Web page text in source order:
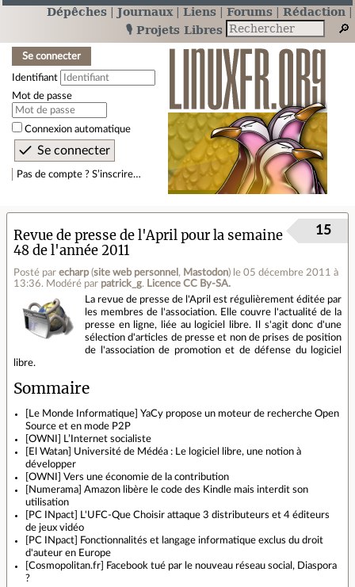
Dépêches Journaux Liens Forums
Rédaction
🎙️ Projets Libres
Se connecter
Identifiant
Mot de passe
Connexion automatique
Pas de compte ? S’inscrire…
Revue de presse de l'April pour la semaine
48 de l'année 2011
Posté par echarp(site web personnel , Mastodon) le 05 décembre 2011 à
13:36. Modéré par patrick_g. Licence CC By‑SA.
15
La revue de presse de l'April est régulièrement éditée par
les membres de l'association. Elle couvre l'actualité de la
presse en ligne, liée au logiciel libre. Il s'agit donc d'une
sélection d'articles de presse et non de prises de position
de l'association de promotion et de défense du logiciel
libre.
Sommaire
[Le Monde Informatique] YaCy propose un moteur de recherche Open
Source et en mode P2P
[OWNI] L’Internet socialiste
[El Watan] Université de Médéa : Le logiciel libre, une notion à
développer
[OWNI] Vers une économie de la contribution
[Numerama] Amazon libère le code des Kindle mais interdit son
utilisation
[PC INpact] L'UFC-Que Choisir attaque 3 distributeurs et 4 éditeurs
de jeux vidéo
[PC INpact] Fonctionnalités et langage informatique exclus du droit
d'auteur en Europe
[Cosmopolitan.fr] Facebook tué par le nouveau réseau social, Diaspora
?